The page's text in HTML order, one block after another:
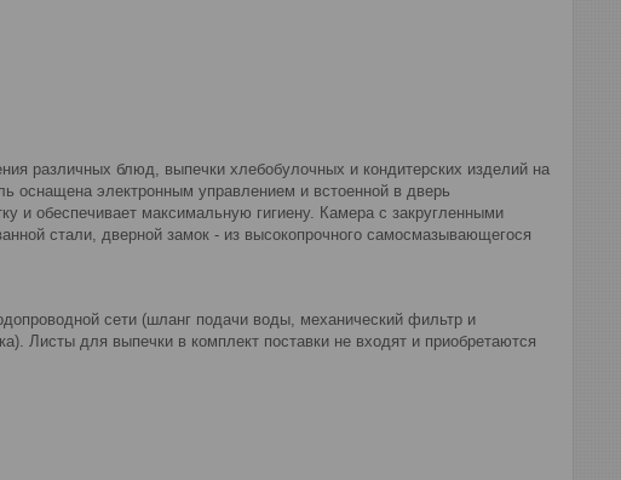
различных блюд, выпечки хлебобулочных и кондитерских изделий на
оснащена электронным управлением и встоенной в дверь
и обеспечивает максимальную гигиену. Камера с закругленными
стали, дверной замок - из высокопрочного самосмазывающегося
сети (шланг подачи воды, механический фильтр и
Листы для выпечки в комплект поставки не входят и приобретаются